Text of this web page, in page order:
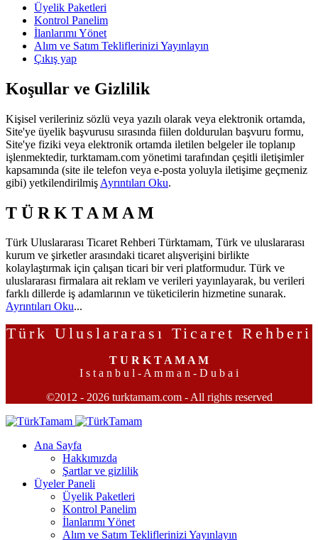
Üyelik Paketleri
Kontrol Panelim
İlanlarımı Yönet
Alım ve Satım Tekliflerinizi Yayınlayın
Çıkış yap
Koşullar ve Gizlilik
Kişisel verileriniz sözlü veya yazılı olarak veya elektronik ortamda,
Site'ye üyelik başvurusu sırasında fiilen doldurulan başvuru formu,
Site'ye fiziki veya elektronik ortamda iletilen belgeler ile toplanıp
işlenmektedir, turktamam.com yönetimi tarafından çeşitli iletişimler
kapsamında (site ile telefon veya e-posta yoluyla iletişime geçmeniz
gibi) yetkilendirilmiş Ayrıntıları Oku.
T Ü R K T A M A M
Türk Uluslararası Ticaret Rehberi Türktamam, Türk ve uluslararası
kurum ve şirketler arasındaki ticaret alışverişini birlikte
kolaylaştırmak için çalışan ticari bir veri platformudur. Türk ve
uluslararası firmalara ait reklam ve verileri yayınlayarak, bu verileri
farklı dillerde iş adamlarının ve tüketicilerin hizmetine sunarak.
Ayrıntıları Oku...
Türk Uluslararası Ticaret Rehberi
T U R K T A M A M
I s t a n b u l - A m m a n - D u b a i
©2012 - 2026 turktamam.com - All rights reserved
Ana Sayfa
Hakkımızda
Şartlar ve gizlilik
Üyeler Paneli
Üyelik Paketleri
Kontrol Panelim
İlanlarımı Yönet
Alım ve Satım Tekliflerinizi Yayınlayın